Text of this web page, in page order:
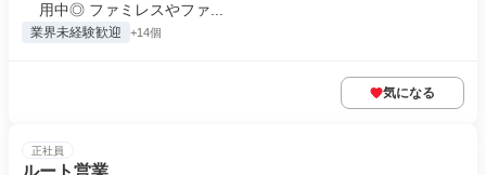
用中◎ ファミレスやファ...
業界未経験歓迎 +14個
気になる
正社員
ルート営業